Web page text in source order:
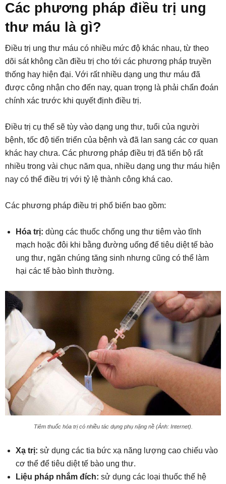
Các phương pháp điều trị ung
thư máu là gì?
Điều trị ung thư máu có nhiều mức độ khác nhau, từ theo
dõi sát không cần điều trị cho tới các phương pháp truyền
thống hay hiện đại. Với rất nhiều dạng ung thư máu đã
được công nhận cho đến nay, quan trọng là phải chẩn đoán
chính xác trước khi quyết định điều trị.
Điều trị cụ thể sẽ tùy vào dạng ung thư, tuổi của người
bệnh, tốc độ tiến triển của bệnh và đã lan sang các cơ quan
khác hay chưa. Các phương pháp điều trị đã tiến bộ rất
nhiều trong vài chục năm qua, nhiều dạng ung thư máu hiện
nay có thể điều trị với tỷ lệ thành công khá cao.
Các phương pháp điều trị phổ biến bao gồm:
Hóa trị: dùng các thuốc chống ung thư tiêm vào tĩnh
mạch hoặc đôi khi bằng đường uống để tiêu diệt tế bào
ung thư, ngăn chúng tăng sinh nhưng cũng có thể làm
hại các tế bào bình thường.
Tiêm thuốc hóa trị có nhiều tác dụng phụ nặng nề (Ảnh: Internet).
Xạ trị: sử dụng các tia bức xạ năng lượng cao chiếu vào
cơ thể để tiêu diệt tế bào ung thư.
Liệu pháp nhắm đích: sử dụng các loại thuốc thế hệ